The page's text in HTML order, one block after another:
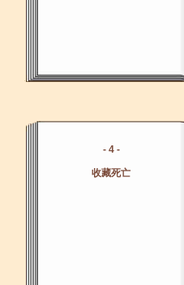
- 4 -
收藏死亡